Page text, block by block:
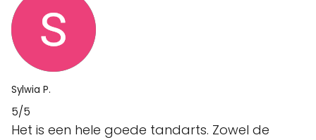
Sylwia P.
5/5
Het is een hele goede tandarts. Zowel de